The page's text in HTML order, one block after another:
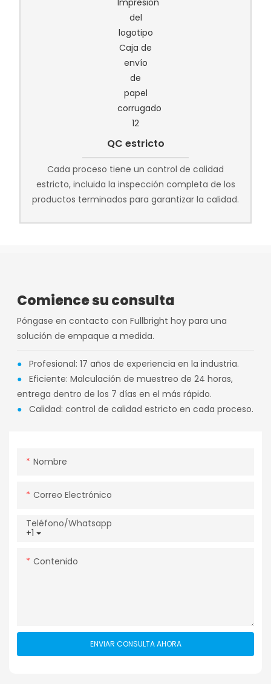
QC estricto
Cada proceso tiene un control de calidad
estricto, incluida la inspección completa de los
productos terminados para garantizar la calidad.
Comience su consulta
Póngase en contacto con Fullbright hoy para una
solución de empaque a medida.
● Profesional: 17 años de experiencia en la industria.
● Eficiente: Malculación de muestreo de 24 horas,
entrega dentro de los 7 días en el más rápido.
● Calidad: control de calidad estricto en cada proceso.
Nombre
Correo Electrónico
+1
Teléfono/whatsapp
Contenido
ENVIAR CONSULTA AHORA